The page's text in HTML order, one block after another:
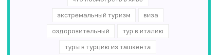
экстремальный туризм виза
оздоровительный тур в италию
туры в турцию из ташкента